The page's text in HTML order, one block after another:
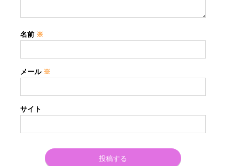
名前 ※
メール ※
サイト